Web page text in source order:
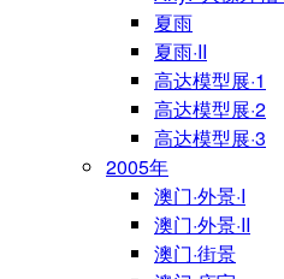
夏雨
夏雨·II
高达模型展·1
高达模型展·2
高达模型展·3
2005年
澳门·外景·I
澳门·外景·II
澳门·街景